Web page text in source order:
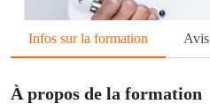
Infos sur la formation Avis
À propos de la formation